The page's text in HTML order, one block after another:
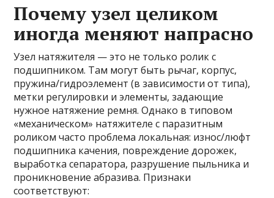
Почему узел целиком
иногда меняют напрасно
Узел натяжителя — это не только ролик с
подшипником. Там могут быть рычаг, корпус,
пружина/гидроэлемент (в зависимости от типа),
метки регулировки и элементы, задающие
нужное натяжение ремня. Однако в типовом
«механическом» натяжителе с паразитным
роликом часто проблема локальная: износ/люфт
подшипника качения, повреждение дорожек,
выработка сепаратора, разрушение пыльника и
проникновение абразива. Признаки
соответствуют: